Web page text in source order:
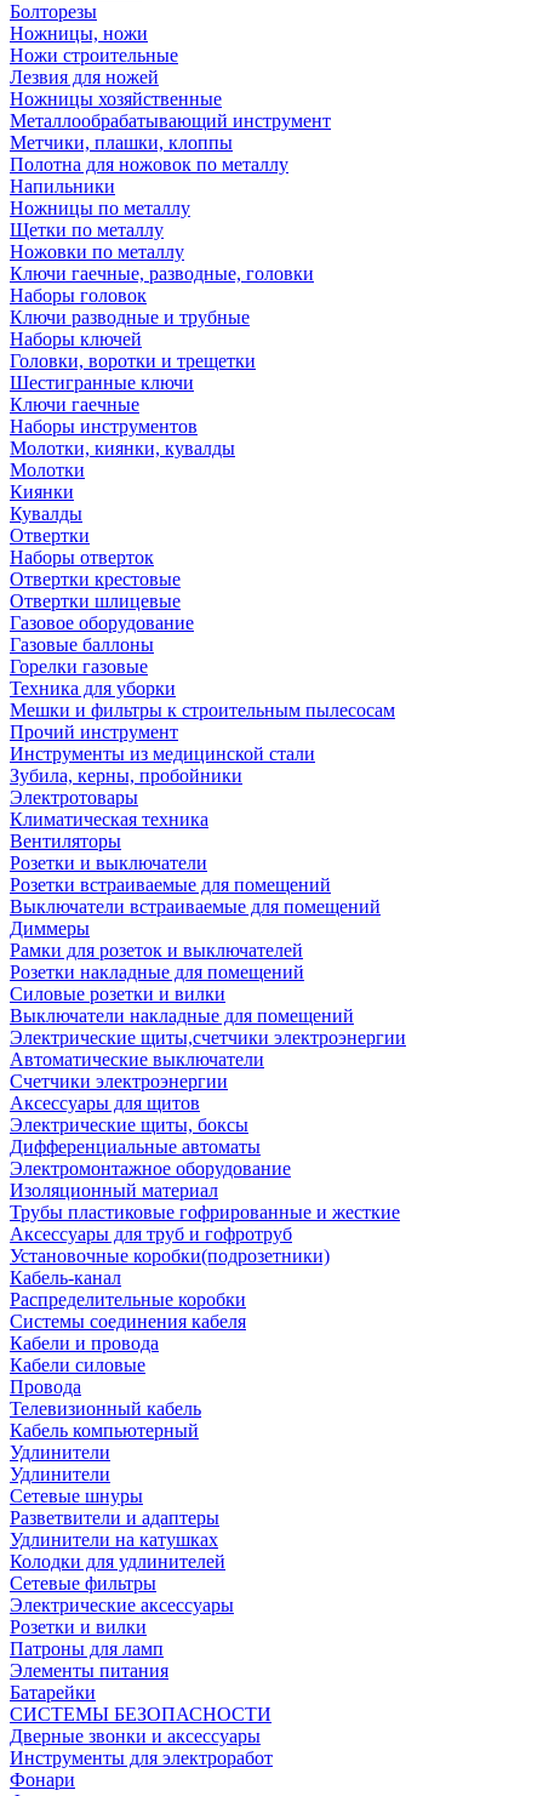
Болторезы
Ножницы, ножи
Ножи строительные
Лезвия для ножей
Ножницы хозяйственные
Металлообрабатывающий инструмент
Метчики, плашки, клоппы
Полотна для ножовок по металлу
Напильники
Ножницы по металлу
Щетки по металлу
Ножовки по металлу
Ключи гаечные, разводные, головки
Наборы головок
Ключи разводные и трубные
Наборы ключей
Головки, воротки и трещетки
Шестигранные ключи
Ключи гаечные
Наборы инструментов
Молотки, киянки, кувалды
Молотки
Киянки
Кувалды
Отвертки
Наборы отверток
Отвертки крестовые
Отвертки шлицевые
Газовое оборудование
Газовые баллоны
Горелки газовые
Техника для уборки
Мешки и фильтры к строительным пылесосам
Прочий инструмент
Инструменты из медицинской стали
Зубила, керны, пробойники
Электротовары
Климатическая техника
Вентиляторы
Розетки и выключатели
Розетки встраиваемые для помещений
Выключатели встраиваемые для помещений
Диммеры
Рамки для розеток и выключателей
Розетки накладные для помещений
Силовые розетки и вилки
Выключатели накладные для помещений
Электрические щиты,счетчики электроэнергии
Автоматические выключатели
Счетчики электроэнергии
Аксессуары для щитов
Электрические щиты, боксы
Дифференциальные автоматы
Электромонтажное оборудование
Изоляционный материал
Трубы пластиковые гофрированные и жесткие
Аксессуары для труб и гофротруб
Установочные коробки(подрозетники)
Кабель-канал
Распределительные коробки
Системы соединения кабеля
Кабели и провода
Кабели силовые
Провода
Телевизионный кабель
Кабель компьютерный
Удлинители
Удлинители
Сетевые шнуры
Разветвители и адаптеры
Удлинители на катушках
Колодки для удлинителей
Сетевые фильтры
Электрические аксессуары
Розетки и вилки
Патроны для ламп
Элементы питания
Батарейки
СИСТЕМЫ БЕЗОПАСНОСТИ
Дверные звонки и аксессуары
Инструменты для электроработ
Фонари